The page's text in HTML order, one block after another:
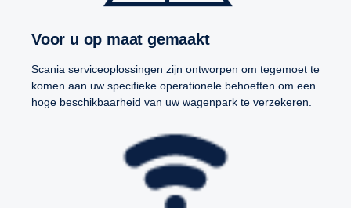
Voor u op maat gemaakt
Scania serviceoplossingen zijn ontworpen om tegemoet te
komen aan uw specifieke operationele behoeften om een
hoge beschikbaarheid van uw wagenpark te verzekeren.